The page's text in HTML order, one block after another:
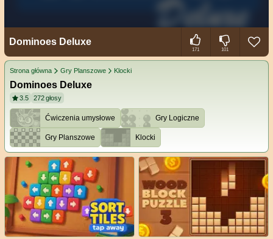
Dominoes Deluxe
171 101
Strona główna Gry Planszowe Klocki
Dominoes Deluxe
3.5 272głosy
Ćwiczenia umysłowe Gry Logiczne
Gry Planszowe Klocki